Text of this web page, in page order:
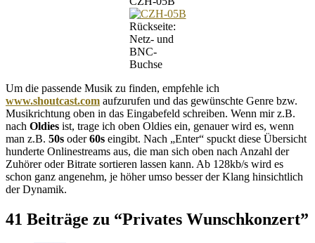
Rückseite:
Netz- und
BNC-
Buchse
Um die passende Musik zu finden, empfehle ich
www.shoutcast.com aufzurufen und das gewünschte Genre bzw.
Musikrichtung oben in das Eingabefeld schreiben. Wenn mir z.B.
nach Oldies ist, trage ich oben Oldies ein, genauer wird es, wenn
man z.B. 50s oder60s eingibt. Nach „Enter“ spuckt diese Übersicht
hunderte Onlinestreams aus, die man sich oben nach Anzahl der
Zuhörer oder Bitrate sortieren lassen kann. Ab 128kb/s wird es
schon ganz angenehm, je höher umso besser der Klang hinsichtlich
der Dynamik.
41 Beiträge zu “Privates Wunschkonzert”